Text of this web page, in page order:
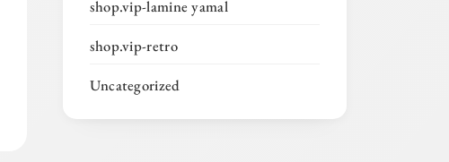
shop.vip-lamine yamal
shop.vip-retro
Uncategorized